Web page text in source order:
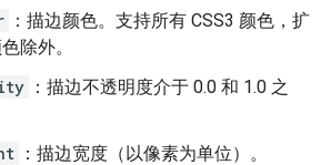
：描边颜色。支持所有 CSS3 颜色，扩
除外。
：描边不透明度介于 0.0 和 1.0 之
：描边宽度（以像素为单位）。